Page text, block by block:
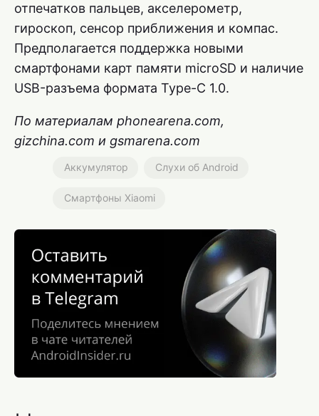
отпечатков пальцев, акселерометр,
гироскоп, сенсор приближения и компас.
Предполагается поддержка новыми
смартфонами карт памяти microSD и наличие
USB-разъема формата Type-C 1.0.
По материалам phonearena.com,
gizchina.com и gsmarena.com
Аккумулятор Слухи об Android
Смартфоны Xiaomi